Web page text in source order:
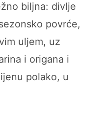
biljna: divlje
povrće,
uljem, uz
i origana i
polako, u